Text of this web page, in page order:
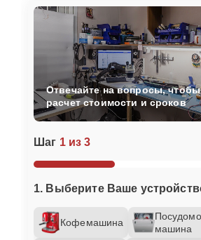
Шаг 1 из 3
1. Выберите Ваше
Кофемашина
машина
Отвечайте на вопросы,
расчет стоимости и сроков